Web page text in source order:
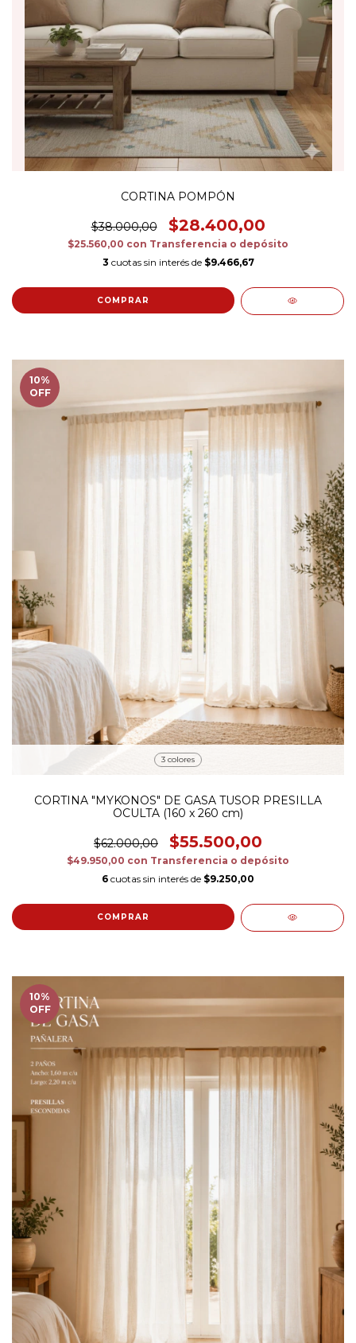
CORTINA POMPÓN
$38.000,00 $28.400,00
$25.560,00 con Transferencia o depósito
3 cuotas sin interés de $9.466,67
10%
OFF
3 colores
CORTINA "MYKONOS" DE GASA TUSOR PRESILLA
OCULTA (160 x 260 cm)
$62.000,00 $55.500,00
$49.950,00 con Transferencia o depósito
6 cuotas sin interés de $9.250,00
COMPRAR
10%
OFF